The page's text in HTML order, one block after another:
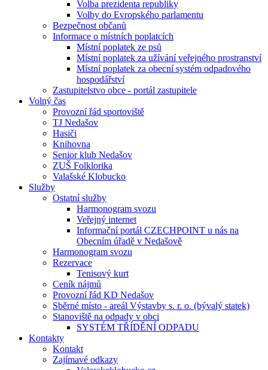
Volba prezidenta republiky
Volby do Evropského parlamentu
Bezpečnost občanů
Informace o místních poplatcích
Místní poplatek ze psů
Místní poplatek za užívání veřejného prostranství
Místní poplatek za obecní systém odpadového
hospodářství
Zastupitelstvo obce - portál zastupitele
Volný čas
Provozní řád sportoviště
TJ Nedašov
Hasiči
Knihovna
Senior klub Nedašov
ZUŠ Folklorika
Valašské Klobucko
Služby
Ostatní služby
Harmonogram svozu
Veřejný internet
Informační portál CZECHPOINT u nás na
Obecním úřadě v Nedašově
Harmonogram svozu
Rezervace
Tenisový kurt
Ceník nájmů
Provozní řád KD Nedašov
Sběrné místo - areál Výstavby s. r. o. (bývalý statek)
Stanoviště na odpady v obci
SYSTÉM TŘÍDĚNÍ ODPADU
Kontakty
Kontakt
Zajímavé odkazy